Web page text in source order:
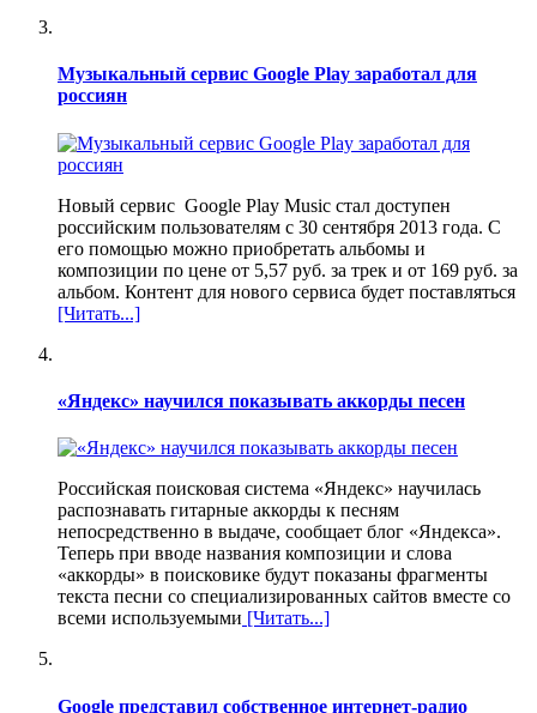
Музыкальный сервис Google Play заработал для
россиян
Новый сервис Google Play Music стал доступен
российским пользователям с 30 сентября 2013 года. С
его помощью можно приобретать альбомы и
композиции по цене от 5,57 руб. за трек и от 169 руб. за
альбом. Контент для нового сервиса будет поставляться
[Читать...]
«Яндекс» научился показывать аккорды песен
Российская поисковая система «Яндекс» научилась
распознавать гитарные аккорды к песням
непосредственно в выдаче, сообщает блог «Яндекса».
Теперь при вводе названия композиции и слова
«аккорды» в поисковике будут показаны фрагменты
текста песни со специализированных сайтов вместе со
всеми используемыми [Читать...]
Google представил собственное интернет-радио